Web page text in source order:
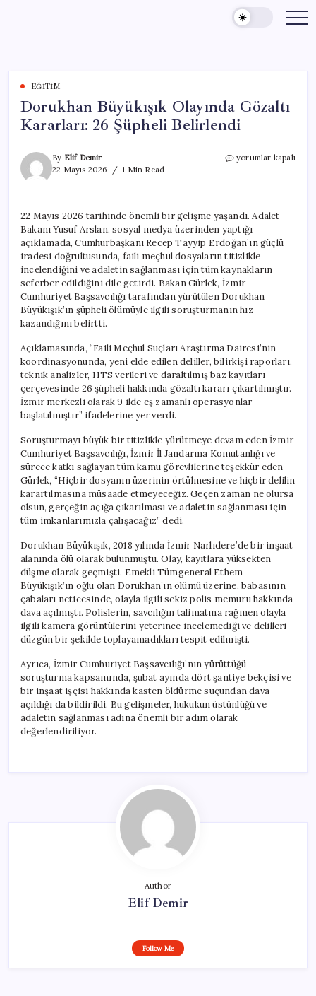
content
EĞITIM
Dorukhan Büyükışık Olayında Gözaltı
Kararları: 26 Şüpheli Belirlendi
By Elif Demir
22 Mayıs 2026
1 Min Read
Dorukhan
26
Şüpheli
Belirlendi
için
yorumlar kapalı
22 Mayıs 2026 tarihinde önemli bir gelişme yaşandı. Adalet
Bakanı Yusuf Arslan, sosyal medya üzerinden yaptığı
açıklamada, Cumhurbaşkanı Recep Tayyip Erdoğan’ın güçlü
iradesi doğrultusunda, faili meçhul dosyaların titizlikle
incelendiğini ve adaletin sağlanması için tüm kaynakların
seferber edildiğini dile getirdi. Bakan Gürlek, İzmir
Cumhuriyet Başsavcılığı tarafından yürütülen Dorukhan
Büyükışık’ın şüpheli ölümüyle ilgili soruşturmanın hız
kazandığını belirtti.
Açıklamasında, “Faili Meçhul Suçları Araştırma Dairesi’nin
koordinasyonunda, yeni elde edilen deliller, bilirkişi raporları,
teknik analizler, HTS verileri ve daraltılmış baz kayıtları
çerçevesinde 26 şüpheli hakkında gözaltı kararı çıkartılmıştır.
İzmir merkezli olarak 9 ilde eş zamanlı operasyonlar
başlatılmıştır” ifadelerine yer verdi.
Soruşturmayı büyük bir titizlikle yürütmeye devam eden İzmir
Cumhuriyet Başsavcılığı, İzmir İl Jandarma Komutanlığı ve
sürece katkı sağlayan tüm kamu görevlilerine teşekkür eden
Gürlek, “Hiçbir dosyanın üzerinin örtülmesine ve hiçbir delilin
karartılmasına müsaade etmeyeceğiz. Geçen zaman ne olursa
olsun, gerçeğin açığa çıkarılması ve adaletin sağlanması için
tüm imkanlarımızla çalışacağız” dedi.
Dorukhan Büyükışık, 2018 yılında İzmir Narlıdere’de bir inşaat
alanında ölü olarak bulunmuştu. Olay, kayıtlara yüksekten
düşme olarak geçmişti. Emekli Tümgeneral Ethem
Büyükışık’ın oğlu olan Dorukhan’ın ölümü üzerine, babasının
çabaları neticesinde, olayla ilgili sekiz polis memuru hakkında
dava açılmıştı. Polislerin, savcılığın talimatına rağmen olayla
ilgili kamera görüntülerini yeterince incelemediği ve delilleri
düzgün bir şekilde toplayamadıkları tespit edilmişti.
Ayrıca, İzmir Cumhuriyet Başsavcılığı’nın yürüttüğü
soruşturma kapsamında, şubat ayında dört şantiye bekçisi ve
bir inşaat işçisi hakkında kasten öldürme suçundan dava
açıldığı da bildirildi. Bu gelişmeler, hukukun üstünlüğü ve
adaletin sağlanması adına önemli bir adım olarak
değerlendiriliyor.
Author
Elif Demir
Follow Me